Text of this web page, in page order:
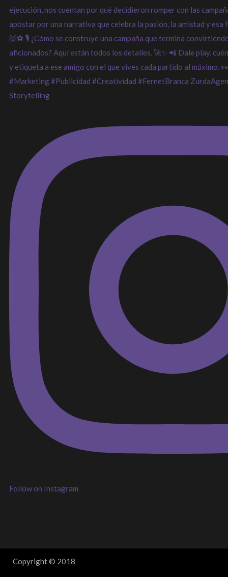
Follow on Instagram
Copyright © 2018